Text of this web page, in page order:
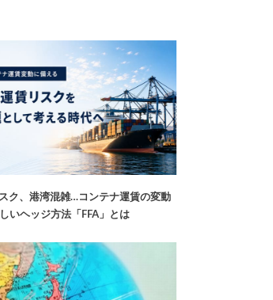
ク、港湾混雑…コンテナ運賃の変動
いヘッジ方法「FFA」とは